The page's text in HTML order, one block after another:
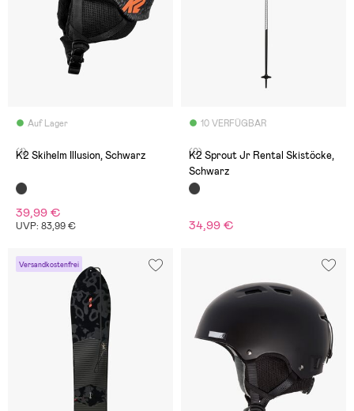
Auf Lager
(1)
K2 Skihelm Illusion, Schwarz
39,99 €
UVP: 83,99 €
10 VERFÜGBAR
(0)
K2 Sprout Jr Rental Skistöcke,
Schwarz
34,99 €
Versandkostenfrei